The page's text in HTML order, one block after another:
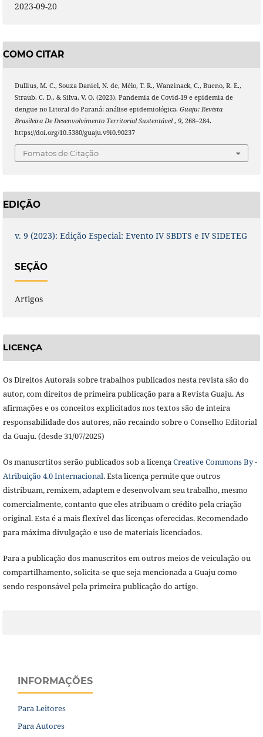
2023-09-20
COMO CITAR
Dullius, M. C., Souza Daniel, N. de, Mélo, T. R., Wanzinack, C., Bueno, R. E.,
Straub, C. D., & Silva, V. O. (2023). Pandemia de Covid-19 e epidemia de
dengue no Litoral do Paraná: análise epidemiológica. Guaju: Revista
Brasileira De Desenvolvimento Territorial Sustentável, 9, 268–284.
https://doi.org/10.5380/guaju.v9i0.90237
Fomatos de Citação
EDIÇÃO
v. 9 (2023): Edição Especial: Evento IV SBDTS e IV SIDETEG
SEÇÃO
Artigos
LICENÇA
Os Direitos Autorais sobre trabalhos publicados nesta revista são do
autor, com direitos de primeira publicação para a Revista Guaju. As
afirmações e os conceitos explicitados nos textos são de inteira
responsabilidade dos autores, não recaindo sobre o Conselho Editorial
da Guaju. (desde 31/07/2025)
Os manuscrtitos serão publicados sob a licençaCreative Commons By -
Atribuição 4.0 Internacional. Esta licença permite que outros
distribuam, remixem, adaptem e desenvolvam seu trabalho, mesmo
comercialmente, contanto que eles atribuam o crédito pela criação
original. Esta é a mais flexível das licenças oferecidas. Recomendado
para máxima divulgação e uso de materiais licenciados.
Para a publicação dos manuscritos em outros meios de veiculação ou
compartilhamento, solicita-se que seja mencionada a Guaju como
sendo responsável pela primeira publicação do artigo.
INFORMAÇÕES
Para Leitores
Para Autores